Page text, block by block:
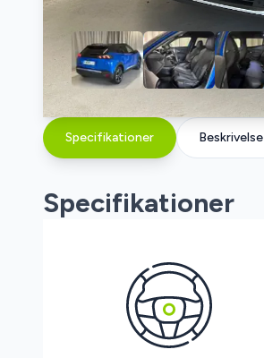
Specifikationer Beskrivelse
Specifikationer